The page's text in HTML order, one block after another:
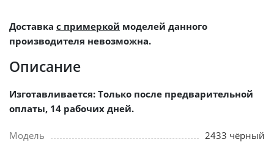
Доставка с примеркой моделей данного
производителя невозможна.
Описание
Изготавливается: Только после предварительной
оплаты, 14 рабочих дней.
Модель
2433 чёрный